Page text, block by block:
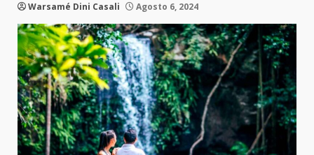
Warsamé Dini Casali Agosto 6, 2024